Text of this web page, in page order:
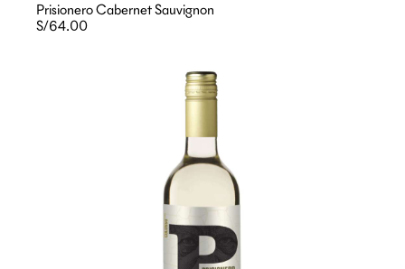
Prisionero Cabernet Sauvignon
S/64.00